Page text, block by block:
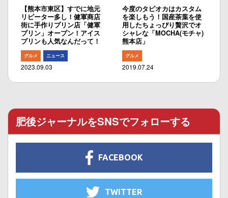
【熊本市東区】すでに地元
リピーター多し！健軍商店
街に手作りプリン店「健軍
プリン」オープン！アイス
プリンも人気なんだって！
グルメ ニュース
2023.09.03
今度のタピオカはカスタム
を楽しもう！国産茶葉を使
用したちょっぴり贅沢でオ
シャレな「MOCHA(モチャ)
熊本店」
グルメ
2019.07.24
肥後ジャーナルをSNSでフォローする
FACEBOOK
TWITTER